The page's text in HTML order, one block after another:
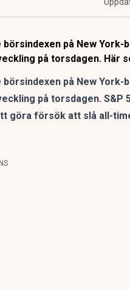
börsindexen på New York-
på torsdagen. Här
börsindexen på New York-
på torsdagen. S&P
göra försök att slå all-